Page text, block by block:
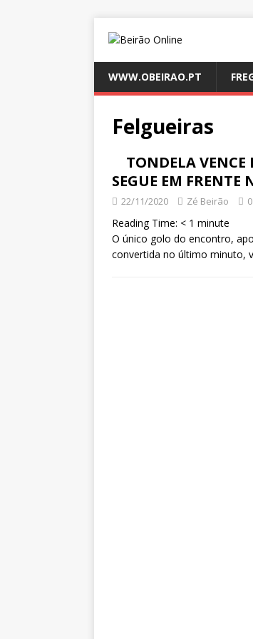
WWW.OBEIRAO.PT
Felgueiras
TONDELA
SEGUE EM FRENTE
22/11/2020 Zé Beirão 0
Reading Time: < 1 minute
O único golo do encontro,
convertida no último minuto,